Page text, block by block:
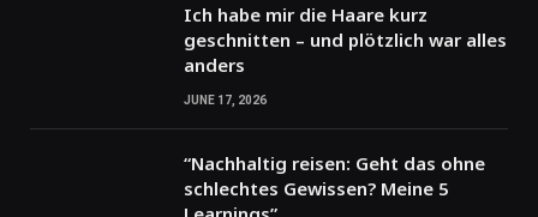
Ich habe mir die Haare kurz
geschnitten – und plötzlich war alles
anders
JUNE 17, 2026
“Nachhaltig reisen: Geht das ohne
schlechtes Gewissen? Meine 5